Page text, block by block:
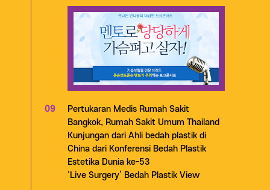
09
Pertukaran Medis Rumah Sakit
Bangkok, Rumah Sakit Umum Thailand
Kunjungan dari Ahli bedah plastik di
China dari Konferensi Bedah Plastik
Estetika Dunia ke-53
‘Live Surgery’ Bedah Plastik View